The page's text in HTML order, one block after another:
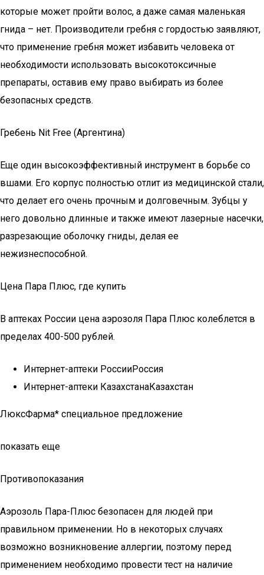
которые может пройти волос, а даже самая маленькая
гнида – нет. Производители гребня с гордостью заявляют,
что применение гребня может избавить человека от
необходимости использовать высокотоксичные
препараты, оставив ему право выбирать из более
безопасных средств.
Гребень Nit Free (Аргентина)
Еще один высокоэффективный инструмент в борьбе со
вшами. Его корпус полностью отлит из медицинской стали,
что делает его очень прочным и долговечным. Зубцы у
него довольно длинные и также имеют лазерные насечки,
разрезающие оболочку гниды, делая ее
нежизнеспособной.
Цена Пара Плюс, где купить
В аптеках России цена аэрозоля Пара Плюс колеблется в
пределах 400-500 рублей.
Интернет-аптеки РоссииРоссия
Интернет-аптеки КазахстанаКазахстан
ЛюксФарма* специальное предложение
показать еще
Противопоказания
Аэрозоль Пара-Плюс безопасен для людей при
правильном применении. Но в некоторых случаях
возможно возникновение аллергии, поэтому перед
применением необходимо провести тест на наличие